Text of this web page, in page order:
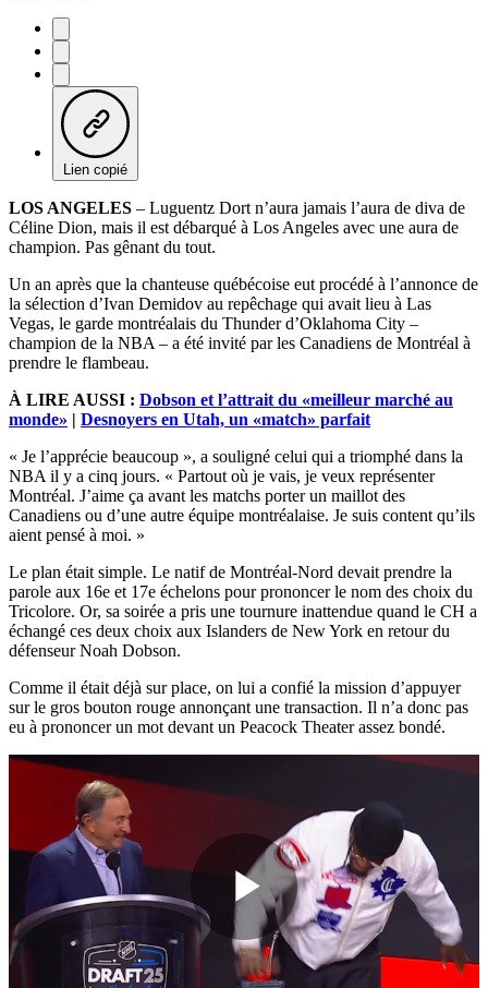
Lien copié
LOS ANGELES – Luguentz Dort n’aura jamais l’aura de diva de
Céline Dion, mais il est débarqué à Los Angeles avec une aura de
champion. Pas gênant du tout.
Un an après que la chanteuse québécoise eut procédé à l’annonce de
la sélection d’Ivan Demidov au repêchage qui avait lieu à Las
Vegas, le garde montréalais du Thunder d’Oklahoma City –
champion de la NBA – a été invité par les Canadiens de Montréal à
prendre le flambeau.
À LIRE AUSSI : Dobson et l’attrait du «meilleur marché au
monde» | Desnoyers en Utah, un «match» parfait
« Je l’apprécie beaucoup », a souligné celui qui a triomphé dans la
NBA il y a cinq jours. « Partout où je vais, je veux représenter
Montréal. J’aime ça avant les matchs porter un maillot des
Canadiens ou d’une autre équipe montréalaise. Je suis content qu’ils
aient pensé à moi. »
Le plan était simple. Le natif de Montréal-Nord devait prendre la
parole aux 16e et 17e échelons pour prononcer le nom des choix du
Tricolore. Or, sa soirée a pris une tournure inattendue quand le CH a
échangé ces deux choix aux Islanders de New York en retour du
défenseur Noah Dobson.
Comme il était déjà sur place, on lui a confié la mission d’appuyer
sur le gros bouton rouge annonçant une transaction. Il n’a donc pas
eu à prononcer un mot devant un Peacock Theater assez bondé.
Play